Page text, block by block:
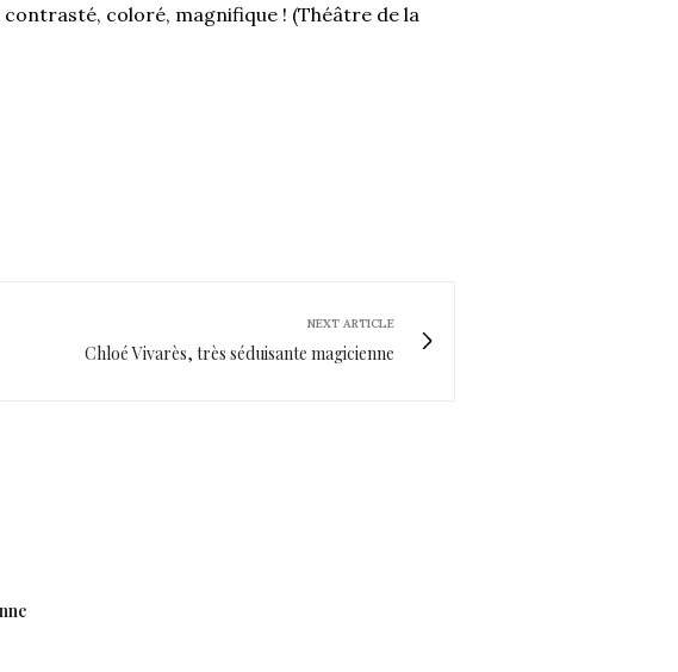
coloré, magnifique ! (Théâtre de la
NEXT ARTICLE
Chloé Vivarès, très séduisante magicienne